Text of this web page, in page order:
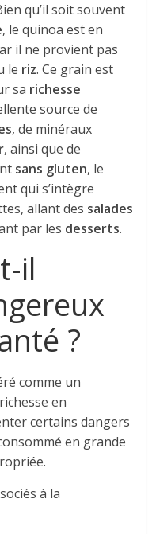
qu’il soit souvent
, le quinoa est en
il ne provient pas
le riz. Ce grain est
sa richesse
source de
, de minéraux
, ainsi que de
sans gluten, le
qui s’intègre
allant des salades
par les desserts.
il
?
comme un
en
certains dangers
en grande
à la